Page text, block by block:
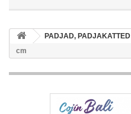
PADJAD, PADJAKATTED
cm